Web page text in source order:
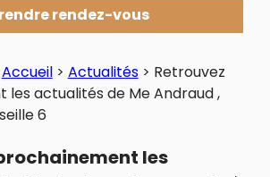
rendez-vous
Accueil> Actualités> Retrouvez
les actualités de Me Andraud ,
6
les